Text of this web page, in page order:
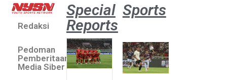
Redaksi
Pedoman
Pemberitaan
Media Siber
Special
Reports
Sports